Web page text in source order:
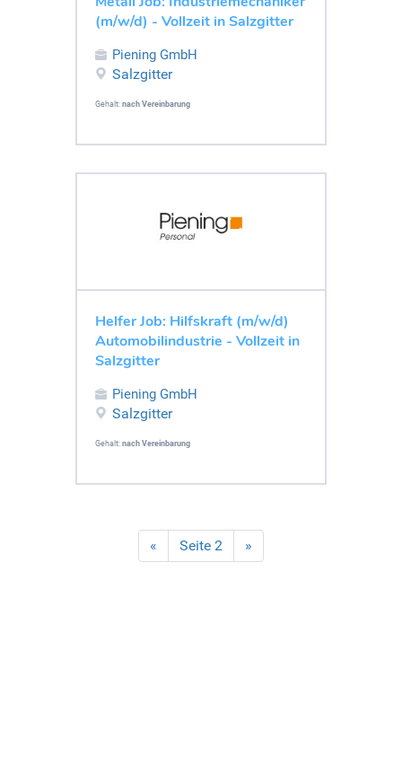
(m/w/d) - Vollzeit in Salzgitter
Piening GmbH
Salzgitter
Gehalt: nach Vereinbarung
Helfer Job: Hilfskraft (m/w/d)
Automobilindustrie - Vollzeit in
Salzgitter
Piening GmbH
Salzgitter
Gehalt: nach Vereinbarung
« Seite 2 »